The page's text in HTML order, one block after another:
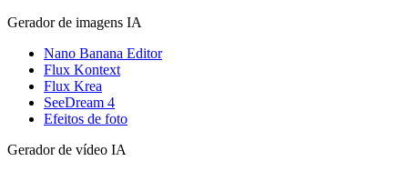
Gerador de imagens IA
Nano Banana Editor
Flux Kontext
Flux Krea
SeeDream 4
Efeitos de foto
Gerador de vídeo IA